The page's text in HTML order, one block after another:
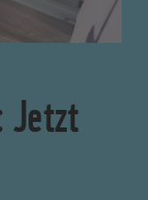
Jetzt